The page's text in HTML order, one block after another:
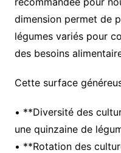
dimension permet de
légumes variés pour
des besoins
Cette surface
• **Diversité des
une quinzaine de
• **Rotation des